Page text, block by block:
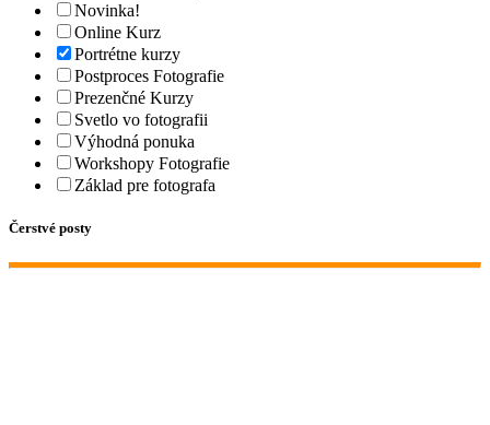
Novinka!
Online Kurz
Portrétne kurzy
Postproces Fotografie
Prezenčné Kurzy
Svetlo vo fotografii
Výhodná ponuka
Workshopy Fotografie
Základ pre fotografa
Čerstvé posty